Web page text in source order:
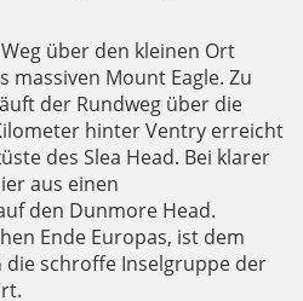
über den kleinen Ort
Mount Eagle. Zu
der Rundweg über die
hinter Ventry erreicht
des Slea Head. Bei klarer
aus einen
den Dunmore Head.
Ende Europas, ist dem
schroffe Inselgruppe der